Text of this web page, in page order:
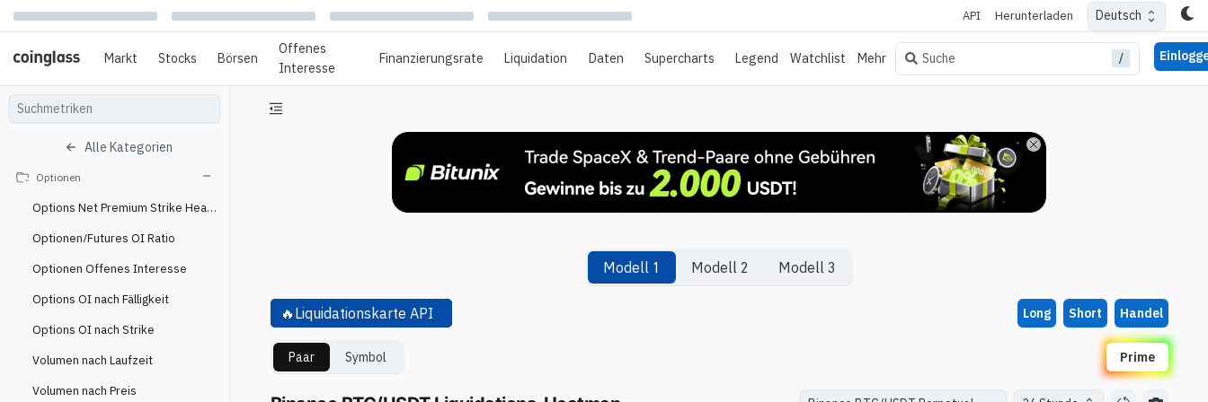
API Herunterladen Deutsch
Markt Stocks Börsen
Offenes
Interesse
Finanzierungsrate Liquidation Daten Supercharts Legend Watchlist Mehr Suche /
Alle Kategorien
Optionen
Options Net Premium Strike Heatmap
Optionen/Futures OI Ratio
Optionen Offenes Interesse
Options OI nach Fälligkeit
Options OI nach Strike
Volumen nach Laufzeit
Volumen nach Preis
Modell 1 Modell 2 Modell 3
🔥 Liquidationskarte API Long Short Handel
Paar Symbol Prime